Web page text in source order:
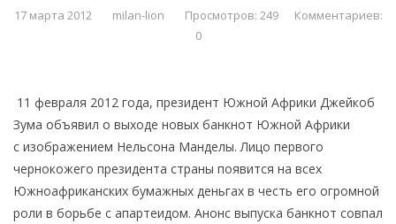
17 марта 2012 milan-lion Просмотров: 249 Комментариев:
0
11 февраля 2012 года, президент Южной Африки Джейкоб
Зума объявил о выходе новых банкнот Южной Африки
с изображением Нельсона Манделы. Лицо первого
чернокожего президента страны появится на всех
Южноафриканских бумажных деньгах в честь его огромной
роли в борьбе с апартеидом. Анонс выпуска банкнот совпал